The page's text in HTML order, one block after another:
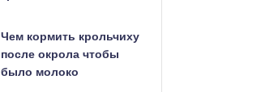
Чем кормить крольчиху
после окрола чтобы
было молоко